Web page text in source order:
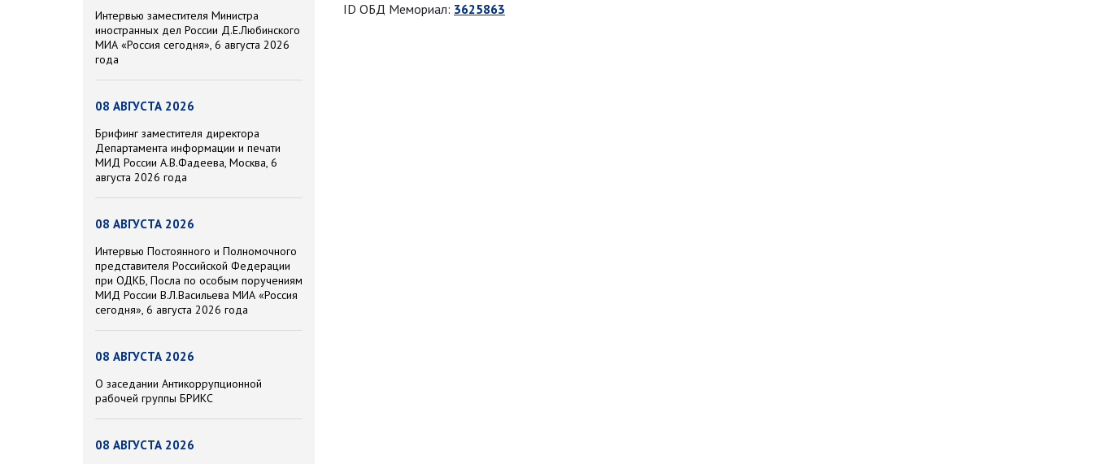
Интервью заместителя Министра
иностранных дел России Д.Е.Любинского
МИА «Россия сегодня», 6 августа 2026
года
08 АВГУСТА 2026
Брифинг заместителя директора
Департамента информации и печати
МИД России А.В.Фадеева, Москва, 6
августа 2026 года
08 АВГУСТА 2026
Интервью Постоянного и Полномочного
представителя Российской Федерации
при ОДКБ, Посла по особым поручениям
МИД России В.Л.Васильева МИА «Россия
сегодня», 6 августа 2026 года
08 АВГУСТА 2026
О заседании Антикоррупционной
рабочей группы БРИКС
08 АВГУСТА 2026
ID ОБД Мемориал: 3625863